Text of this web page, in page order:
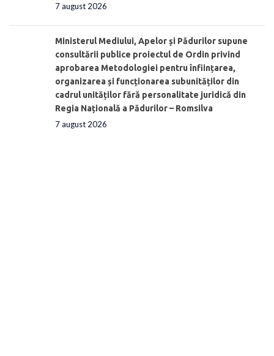
7 august 2026
Ministerul Mediului, Apelor și Pădurilor supune
consultării publice proiectul de Ordin privind
aprobarea Metodologiei pentru înființarea,
organizarea și funcționarea subunităților din
cadrul unităților fără personalitate juridică din
Regia Națională a Pădurilor – Romsilva
7 august 2026